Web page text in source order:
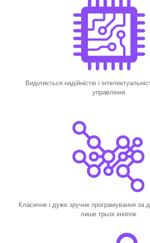
Виділяється надійністю і
управління.
Класичне і дуже зручне програмування за
лише трьох кнопок.